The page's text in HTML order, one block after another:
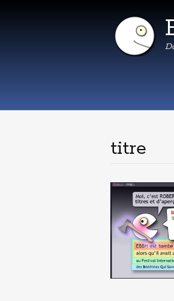
titre